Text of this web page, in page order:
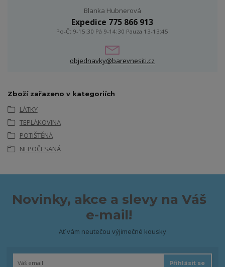
Blanka Hubnerová
Expedice 775 866 913
Po-Čt 9-15:30 Pá 9-14:30 Pauza 13-13:45
objednavky@barevnesiti.cz
Zboží zařazeno v kategoriích
LÁTKY
TEPLÁKOVINA
POTIŠTĚNÁ
NEPOČESANÁ
Novinky, akce a slevy na Váš
e-mail!
Ať vám neutečou výjimečné kousky
Přihlásit se